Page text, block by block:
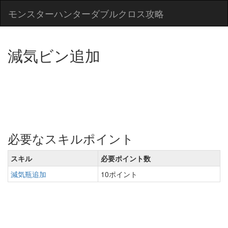
モンスターハンターダブルクロス攻略
減気ビン追加
必要なスキルポイント
スキル
必要ポイント数
減気瓶追加
10ポイント